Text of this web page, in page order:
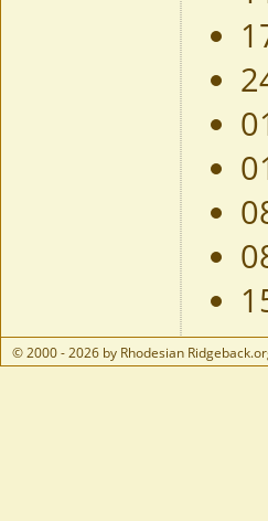
© 2000 - 2026 by Rhodesian